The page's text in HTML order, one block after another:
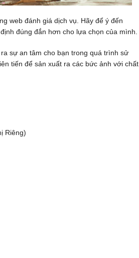
web đánh giá dịch vụ. Hãy để ý đến
đúng đắn hơn cho lựa chọn của mình.
sự an tâm cho bạn trong quá trình sử
tiến để sản xuất ra các bức ảnh với chất
Riêng)